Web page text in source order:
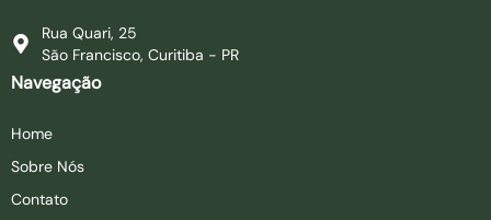
Rua Quari, 25
São Francisco, Curitiba - PR
Navegação
Home
Sobre Nós
Contato